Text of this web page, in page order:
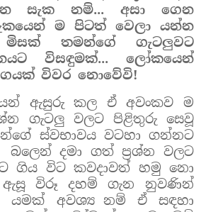
සැක නම්... අසා ගෙන
ම පිටත් වෙලා යන්න
තමන්ගේ ගැටලුවට
විසඳුමක්... ලෝකයෙන්
විවර නොවේවි!
ඇසුරු කල ඒ අවංකව ම
ගැටලු වලට පිළිතුරු සෙවූ
ස්වභාවය වටහා ගන්නට
බලෙන් දමා ගත් ප්‍රශ්න වලට
ගිය විට කවදාවත් හමු නො
විරූ දහම් ගැන නුවණින්
යමක් අවශ්‍ය නම් ඒ සඳහා